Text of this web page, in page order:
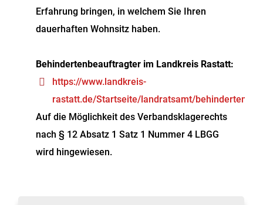
Erfahrung bringen, in welchem Sie Ihren
dauerhaften Wohnsitz haben.
Behindertenbeauftragter im Landkreis Rastatt:
https://www.landkreis-
rastatt.de/Startseite/landratsamt/
Auf die Möglichkeit des Verbandsklagerechts
nach § 12 Absatz 1 Satz 1 Nummer 4 LBGG
wird hingewiesen.